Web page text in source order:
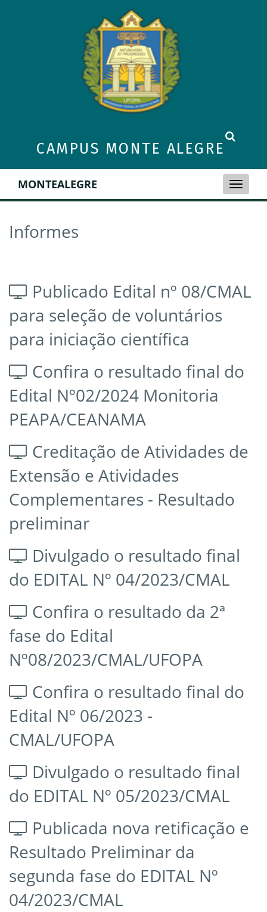
CAMPUS MONTE ALEGRE
Toggle
MONTEALEGRE
Informes
Publicado Edital nº 08/CMAL
para seleção de voluntários
para iniciação científica
Confira o resultado final do
Edital Nº02/2024 Monitoria
PEAPA/CEANAMA
Creditação de Atividades de
Extensão e Atividades
Complementares - Resultado
preliminar
Divulgado o resultado final
do EDITAL Nº 04/2023/CMAL
Confira o resultado da 2ª
fase do Edital
Nº08/2023/CMAL/UFOPA
Confira o resultado final do
Edital Nº 06/2023 -
CMAL/UFOPA
Divulgado o resultado final
do EDITAL Nº 05/2023/CMAL
Publicada nova retificação e
Resultado Preliminar da
segunda fase do EDITAL Nº
04/2023/CMAL